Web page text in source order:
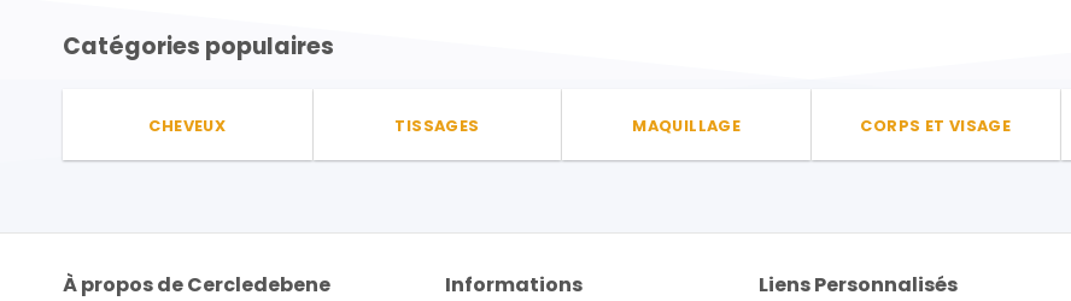
Catégories populaires
CHEVEUX TISSAGES MAQUILLAGE CORPS ET VISAGE
À propos de Cercledebene Informations Liens Personnalisés